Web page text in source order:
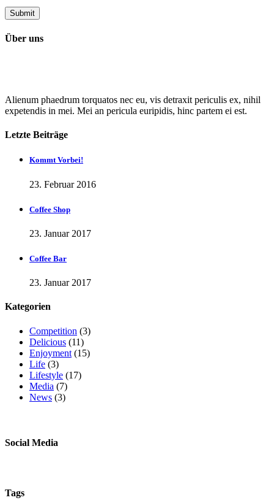
Über uns
Alienum phaedrum torquatos nec eu, vis detraxit periculis ex, nihil
expetendis in mei. Mei an pericula euripidis, hinc partem ei est.
Letzte Beiträge
Kommt Vorbei!
23. Februar 2016
Coffee Shop
23. Januar 2017
Coffee Bar
23. Januar 2017
Kategorien
Competition (3)
Delicious (11)
Enjoyment (15)
Life (3)
Lifestyle (17)
Media (7)
News (3)
Social Media
Tags